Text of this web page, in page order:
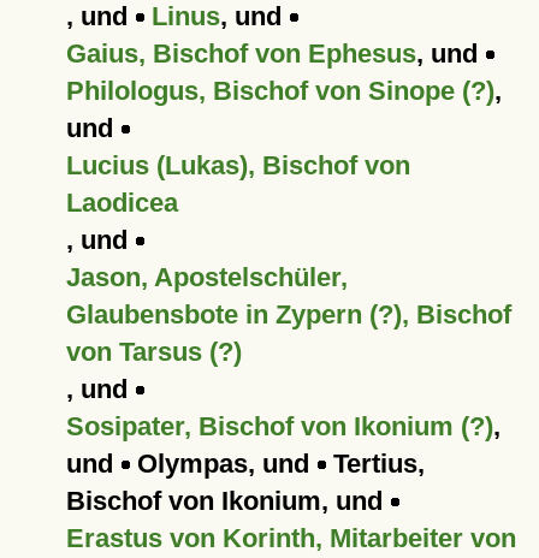
, und
Linus, und
Gaius, Bischof von Ephesus, und
Philologus, Bischof von Sinope (?),
und
Lucius (Lukas), Bischof von
Laodicea
, und
Jason, Apostelschüler,
Glaubensbote in Zypern (?), Bischof
von Tarsus (?)
, und
Sosipater, Bischof von Ikonium (?),
und Olympas, und Tertius,
Bischof von Ikonium, und
Erastus von Korinth, Mitarbeiter von